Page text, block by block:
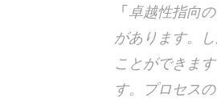
「卓越性指向
があります。
ことができます
す。プロセス